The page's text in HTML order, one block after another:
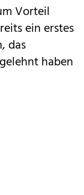
Vorteil
ein erstes
das
haben